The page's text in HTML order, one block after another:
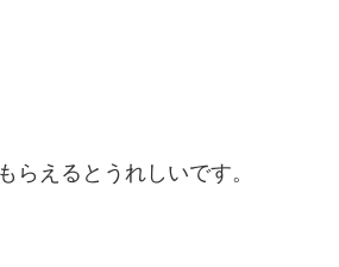
らえるとうれしいです。